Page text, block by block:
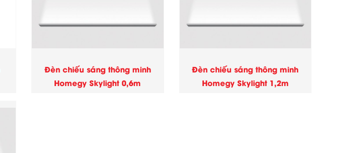
Đèn chiếu sáng thông minh
Homegy Skylight 0,6m
Đèn chiếu sáng thông minh
Homegy Skylight 1,2m